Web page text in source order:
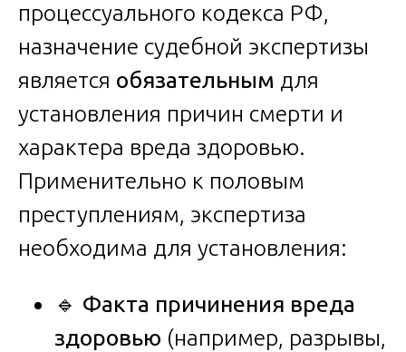
процессуального кодекса РФ,
назначение судебной экспертизы
является обязательным для
установления причин смерти и
характера вреда здоровью.
Применительно к половым
преступлениям, экспертиза
необходима для установления:
🔹 Факта причинения вреда
здоровью (например, разрывы,